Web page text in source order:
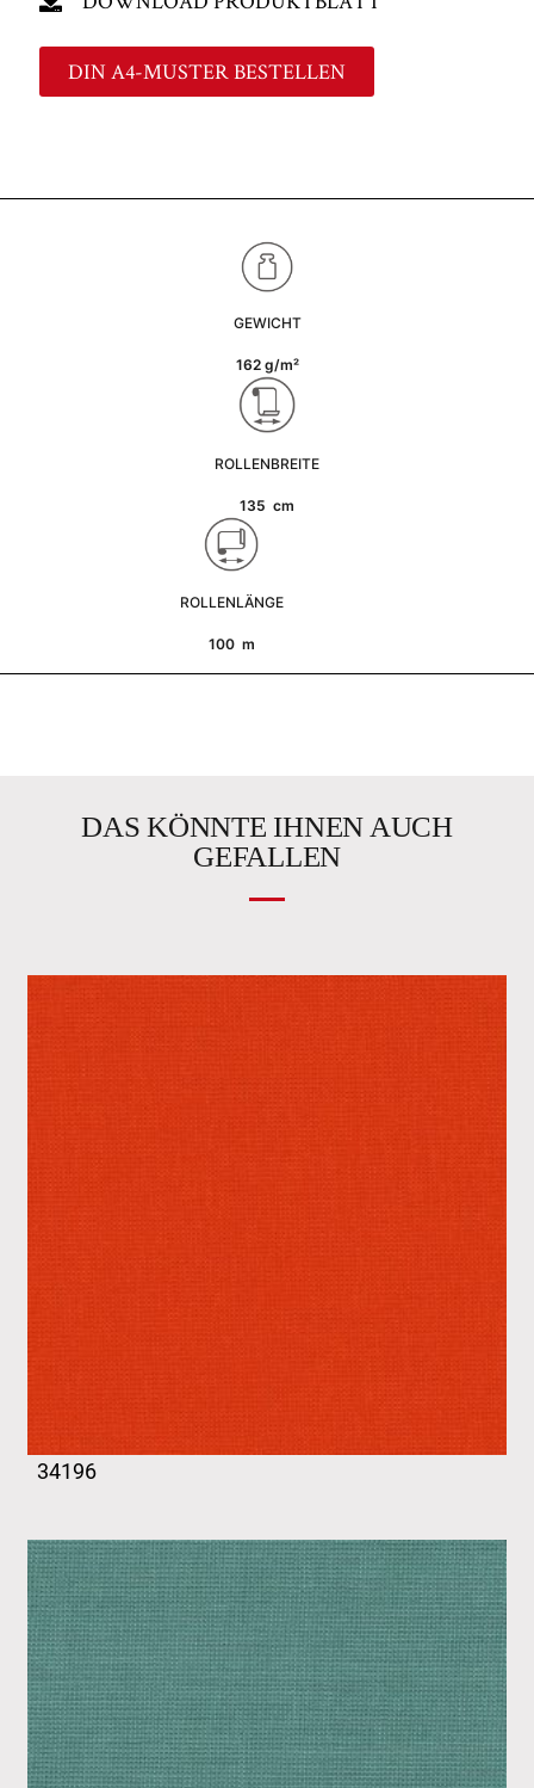
DIN A4-MUSTER BESTELLEN
GEWICHT
162 g/m²
ROLLENBREITE
135 cm
ROLLENLÄNGE
100 m
DAS KÖNNTE IHNEN AUCH
GEFALLEN
34196